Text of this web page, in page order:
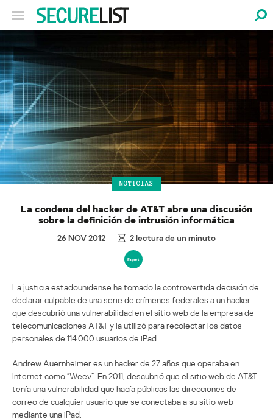
NOTICIAS
La condena del hacker de AT&T abre una discusión
sobre la definición de intrusión informática
26 NOV 2012 2lectura de un minuto
La justicia estadounidense ha tomado la controvertida decisión de
declarar culpable de una serie de crímenes federales a un hacker
que descubrió una vulnerabilidad en el sitio web de la empresa de
telecomunicaciones AT&T y la utilizó para recolectar los datos
personales de 114.000 usuarios de iPad.
Andrew Auernheimer es un hacker de 27 años que operaba en
Internet como “Weev”. En 2011, descubrió que el sitio web de AT&T
tenía una vulnerabilidad que hacía públicas las direcciones de
correo de cualquier usuario que se conectaba a su sitio web
mediante una iPad.